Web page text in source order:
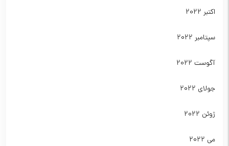
اکتبر 2022
سپتامبر 2022
آگوست 2022
جولای 2022
ژوئن 2022
می 2022